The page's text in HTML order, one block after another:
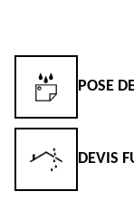
POSE DE
DEVIS